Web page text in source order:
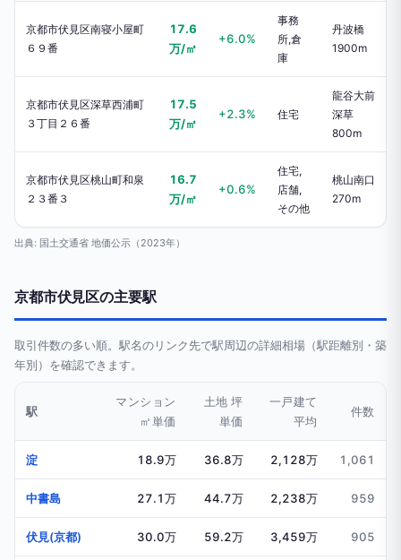
京都市伏見区南寝小屋町
６９番
17.6
万/㎡
+6.0%
事務
所,倉
庫
丹波橋
1900m
京都市伏見区深草西浦町
３丁目２６番
17.5
万/㎡
+2.3% 住宅
龍谷大前
深草
800m
京都市伏見区桃山町和泉
２３番３
16.7
万/㎡
+0.6%
住宅,
店舗,
その他
桃山南口
270m
出典: 国土交通省 地価公示（2023年）
京都市伏見区の主要駅
取引件数の多い順。駅名のリンク先で駅周辺の詳細相場（駅距離別・築
年別）を確認できます。
駅
マンション
㎡単価
土地 坪
単価
一戸建て
平均
件数
淀 18.9万 36.8万 2,128万 1,061
中書島 27.1万 44.7万 2,238万 959
伏見(京都) 30.0万 59.2万 3,459万 905